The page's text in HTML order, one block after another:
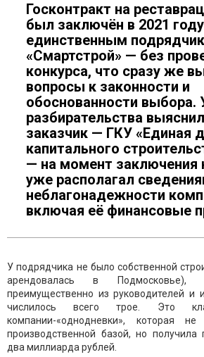
Госконтракт на
был заключён в 2021
единственным
«Смартстрой» — без
конкурса, что сразу же
вопросы к законности и
обоснованности выбора.
разбирательства
заказчик — ГКУ «Единая
капитального
— на момент заключения
уже располагал
неблагонадежности
включая её финансовые
У подрядчика не было собственной
арендовалась в
преимущественно из руководителей и
числилось всего трое. Это
компании-«однодневки», которая
производственной базой, но получила
два миллиарда рублей.